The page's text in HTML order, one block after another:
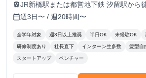
trainJR新橋駅または都営地下鉄 汐留駅から
calendar_today週3日〜 / 週20時間〜
全学年対象 週3日以上推奨 半日OK 未経験OK
研修制度あり 社長直下 インターン生多数 髪型自
スタートアップ ベンチャー